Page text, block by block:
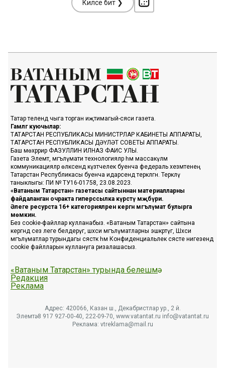
Киләсе бит ❯
Татар телендә чыга торган иҗтимагый-сәяси газета.
Гамәлгә куючылар:
ТАТАРСТАН РЕСПУБЛИКАСЫ МИНИСТРЛАР КАБИНЕТЫ АППАРАТЫ,
ТАТАРСТАН РЕСПУБЛИКАСЫ ДӘҮЛӘТ СОВЕТЫ АППАРАТЫ.
Баш мөхәррир ФАЗУЛЛИН ИЛНАЗ ФАИС УЛЫ.
Газета Элемтә, мәгълүмати технологияләр һәм массакүләм
коммуникацияләр өлкәсендә күзәтчелек буенча федераль хезмәтенең
Татарстан Республикасы буенча идарәсендә теркәлгән. Теркәлү
таныклыгы: ПИ № ТУ16-01758, 23.08.2023.
«Ватаным Татарстан» газетасы сайтыннан материалларны
файдаланган очракта гиперссылка күрсәтү мәҗбүри.
Әлеге ресурста 16+ категорияләренә кергән мәгълүмат булырга
мөмкин.
Без cookie-файллар кулланабыз. «Ватаным Татарстан» сайтына
кергәндә сез әлеге белдерүгә, шәхси мәгълүматларны эшкәртүгә, Шәхси
мәгълүматлар турындагы сәясәткә һәм Конфиденциальлек сәясәте нигезендә
cookie файлларын куллануга ризалашасыз.
«Ватаным Татарстан» турында белешмә
Редакция
Реклама
Адрес: 420066, Казан ш., Декабристлар ур., 2 й.
Элемтә: 8 917 927-00-40, 222-09-70, www.vatantat.ru info@vatantat.ru
Реклама: vtreklama@mail.ru